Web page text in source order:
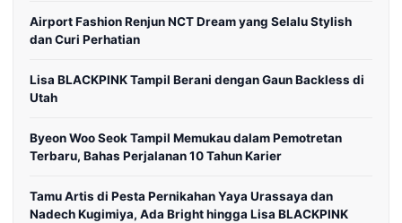
Airport Fashion Renjun NCT Dream yang Selalu Stylish
dan Curi Perhatian
Lisa BLACKPINK Tampil Berani dengan Gaun Backless di
Utah
Byeon Woo Seok Tampil Memukau dalam Pemotretan
Terbaru, Bahas Perjalanan 10 Tahun Karier
Tamu Artis di Pesta Pernikahan Yaya Urassaya dan
Nadech Kugimiya, Ada Bright hingga Lisa BLACKPINK